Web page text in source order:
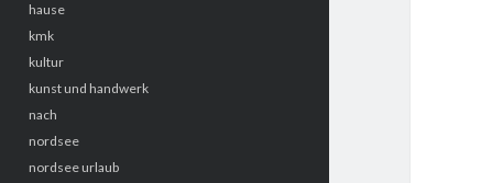
hause
kmk
kultur
kunst und handwerk
nach
nordsee
nordsee urlaub